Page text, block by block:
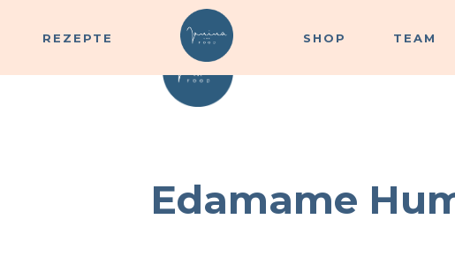
REZEPTE SHOP TEAM
Edamame